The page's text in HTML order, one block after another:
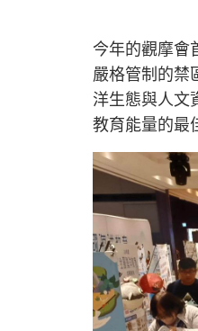
今年的觀摩會
嚴格管制的禁
洋生態與人文
教育能量的最